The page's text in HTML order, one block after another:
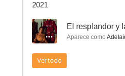
8.0
2021
-- El resplandor y
Aparece como
Ver todo